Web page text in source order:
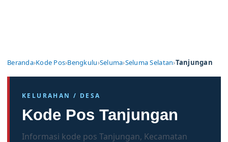
Beranda›Kode Pos›Bengkulu›Seluma›Seluma Selatan›Tanjungan
KELURAHAN / DESA
Kode Pos Tanjungan
Informasi kode pos Tanjungan, Kecamatan